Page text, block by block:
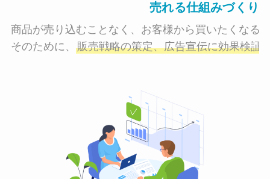
売れる仕組みづくり
商品が売り込むことなく、お客様から買いたくなる
そのために、 販売戦略の策定、広告宣伝に効果検証